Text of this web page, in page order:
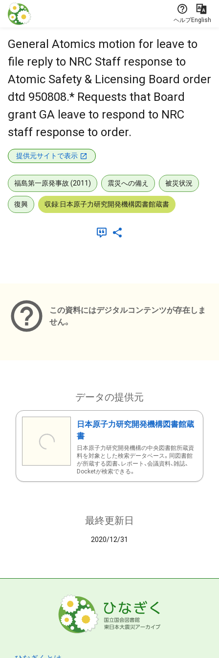
本文に飛ぶ
ヘルプEnglish
General Atomics motion for leave to
file reply to NRC Staff response to
Atomic Safety & Licensing Board order
dtd 950808.* Requests that Board
grant GA leave to respond to NRC
staff response to order.
提供元サイトで表示
福島第一原発事故 (2011) 震災への備え 被災状況
復興 収録:日本原子力研究開発機構図書館蔵書
この資料にはデジタルコンテンツが存在しま
せん。
データの提供元
日本原子力研究開発機構図書館蔵
書
日本原子力研究開発機構の中央図書館所蔵資
料を対象とした検索データベース。同図書館
が所蔵する図書、レポート、会議資料、雑誌、
Docketが検索できる。
最終更新日
2020/12/31